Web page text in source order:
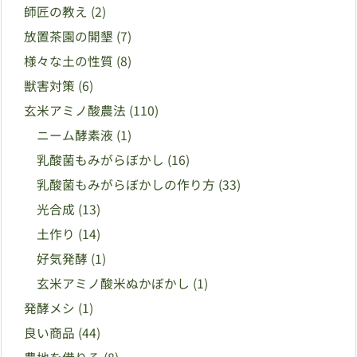
師匠の教え (2)
放置茶園の開墾 (7)
様々な土の性質 (8)
獣害対策 (6)
玄米アミノ酸農法 (110)
ニーム酵素液 (1)
乳酸菌もみがらぼかし (16)
乳酸菌もみがらぼかしの作り方 (33)
光合成 (13)
土作り (14)
好気発酵 (1)
玄米アミノ酸米ぬかぼかし (1)
発酵メシ (1)
良い商品 (44)